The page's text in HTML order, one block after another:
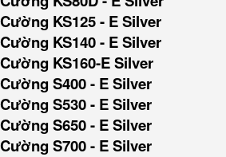
KS125 - E Silver
KS140 - E Silver
KS160-E Silver
S400 - E Silver
S530 - E Silver
S650 - E Silver
S700 - E Silver